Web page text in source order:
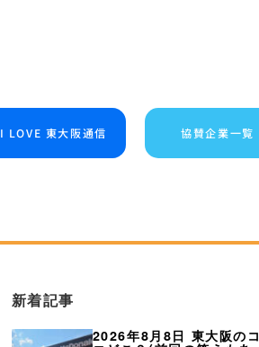
I LOVE 東大阪通信 協賛企業一覧
新着記事
2026年8月8日 東大阪のコ